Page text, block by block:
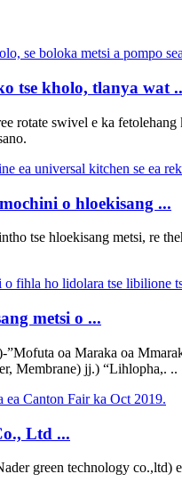
tse kholo, tlanya wat
rotate swivel e ka
o hloekisang ...
tse hloekisang metsi, re
metsi o ...
oa Maraka oa
Membrane) jj.) “Lihlopha,. ..
Ltd ...
green technology co.,ltd)